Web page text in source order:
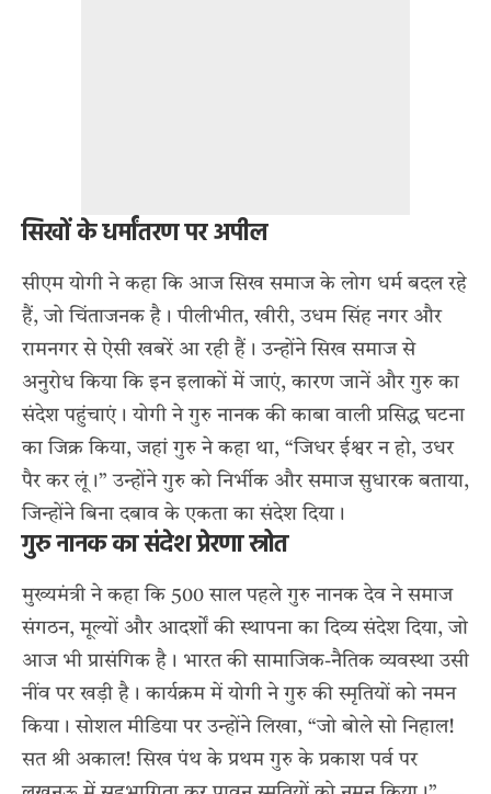
सिखों के धर्मांतरण पर अपील
सीएम योगी ने कहा कि आज सिख समाज के लोग धर्म बदल रहे
हैं, जो चिंताजनक है। पीलीभीत, खीरी, उधम सिंह नगर और
रामनगर से ऐसी खबरें आ रही हैं। उन्होंने सिख समाज से
अनुरोध किया कि इन इलाकों में जाएं, कारण जानें और गुरु का
संदेश पहुंचाएं। योगी ने गुरु नानक की काबा वाली प्रसिद्ध घटना
का जिक्र किया, जहां गुरु ने कहा था, “जिधर ईश्वर न हो, उधर
पैर कर लूं।” उन्होंने गुरु को निर्भीक और समाज सुधारक बताया,
जिन्होंने बिना दबाव के एकता का संदेश दिया।
गुरु नानक का संदेश प्रेरणा स्रोत
मुख्यमंत्री ने कहा कि 500 साल पहले गुरु नानक देव ने समाज
संगठन, मूल्यों और आदर्शों की स्थापना का दिव्य संदेश दिया, जो
आज भी प्रासंगिक है। भारत की सामाजिक-नैतिक व्यवस्था उसी
नींव पर खड़ी है। कार्यक्रम में योगी ने गुरु की स्मृतियों को नमन
किया। सोशल मीडिया पर उन्होंने लिखा, “जो बोले सो निहाल!
सत श्री अकाल! सिख पंथ के प्रथम गुरु के प्रकाश पर्व पर